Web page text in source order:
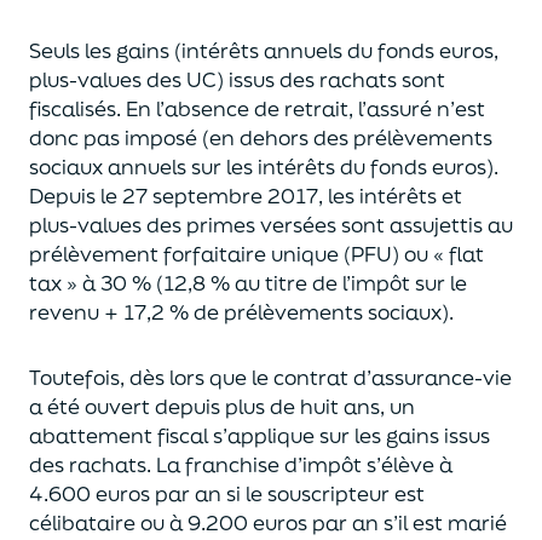
Seuls les gains (intérêts annuels du fonds euros,
plus-values des UC) issus des rachats sont
fiscalisés. En l’absence de retrait, l’assuré n’est
donc pas imposé (en dehors des prélèvements
sociaux annuels sur les intérêts du fonds euros).
Depuis le 27 septembre 2017, les intérêts et
plus-values des primes verséessont assujettis au
prélèvement forfaitaire unique (PFU) ou « flat
tax » à 30 % (12,8 % au titre de l’impôt sur le
revenu + 17,2 % de prélèvements sociaux).
Toutefois, dès lors que le contrat d’assurance-vie
a été ouvert depuis plus de huit ans, un
abattement fiscal s’applique sur les gains issus
des rachats. La franchise d’impôts’élève à
4.600 euros par an si le souscripteurest
célibataire ou à 9.200 euros par an s’il est marié